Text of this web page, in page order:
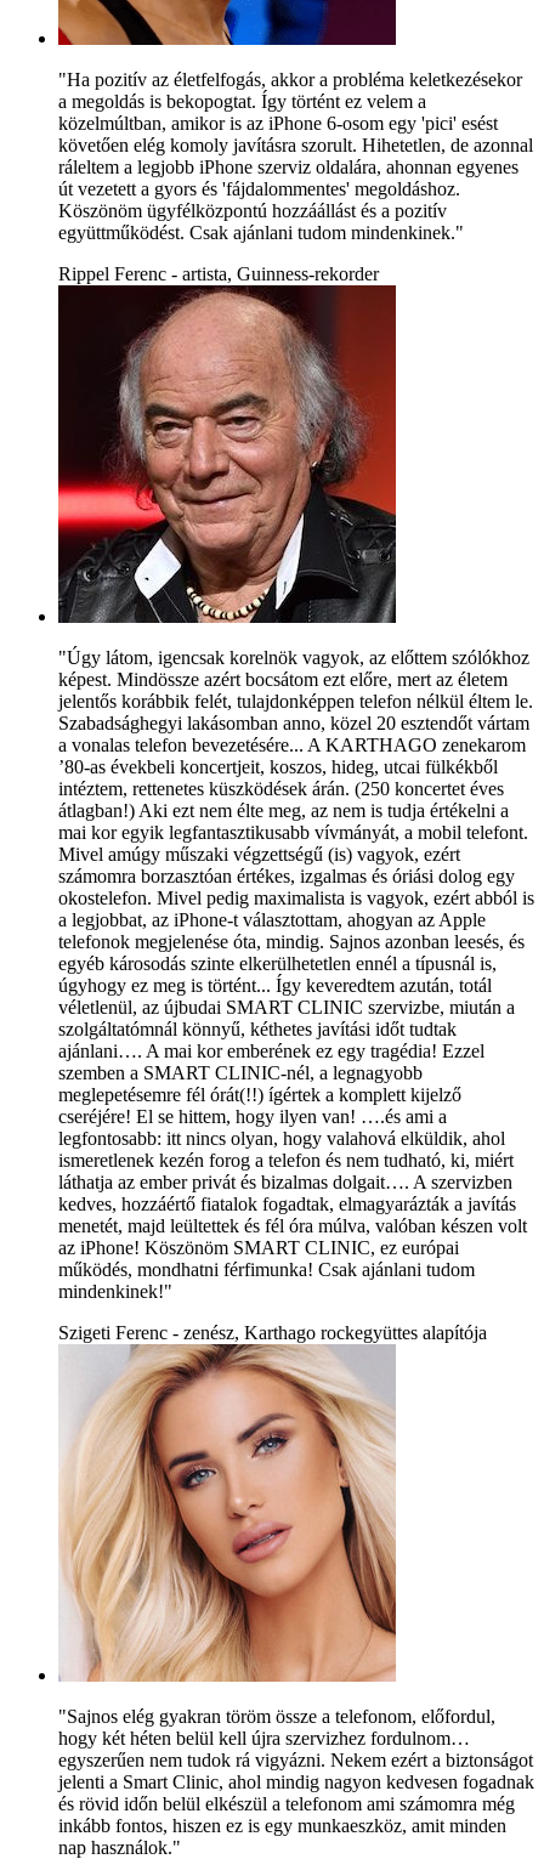
"Ha pozitív az életfelfogás, akkor a probléma keletkezésekor
a megoldás is bekopogtat. Így történt ez velem a
közelmúltban, amikor is az iPhone 6-osom egy 'pici' esést
követően elég komoly javításra szorult. Hihetetlen, de azonnal
ráleltem a legjobb iPhone szerviz oldalára, ahonnan egyenes
út vezetett a gyors és 'fájdalommentes' megoldáshoz.
Köszönöm ügyfélközpontú hozzáállást és a pozitív
együttműködést. Csak ajánlani tudom mindenkinek."
Rippel Ferenc - artista, Guinness-rekorder
"Úgy látom, igencsak korelnök vagyok, az előttem szólókhoz
képest. Mindössze azért bocsátom ezt előre, mert az életem
jelentős korábbik felét, tulajdonképpen telefon nélkül éltem le.
Szabadsághegyi lakásomban anno, közel 20 esztendőt vártam
a vonalas telefon bevezetésére... A KARTHAGO zenekarom
’80-as évekbeli koncertjeit, koszos, hideg, utcai fülkékből
intéztem, rettenetes küszködések árán. (250 koncertet éves
átlagban!) Aki ezt nem élte meg, az nem is tudja értékelni a
mai kor egyik legfantasztikusabb vívmányát, a mobil telefont.
Mivel amúgy műszaki végzettségű (is) vagyok, ezért
számomra borzasztóan értékes, izgalmas és óriási dolog egy
okostelefon. Mivel pedig maximalista is vagyok, ezért abból is
a legjobbat, az iPhone-t választottam, ahogyan az Apple
telefonok megjelenése óta, mindig. Sajnos azonban leesés, és
egyéb károsodás szinte elkerülhetetlen ennél a típusnál is,
úgyhogy ez meg is történt... Így keveredtem azután, totál
véletlenül, az újbudai SMART CLINIC szervizbe, miután a
szolgáltatómnál könnyű, kéthetes javítási időt tudtak
ajánlani…. A mai kor emberének ez egy tragédia! Ezzel
szemben a SMART CLINIC-nél, a legnagyobb
meglepetésemre fél órát(!!) ígértek a komplett kijelző
cseréjére! El se hittem, hogy ilyen van! ….és ami a
legfontosabb: itt nincs olyan, hogy valahová elküldik, ahol
ismeretlenek kezén forog a telefon és nem tudható, ki, miért
láthatja az ember privát és bizalmas dolgait…. A szervizben
kedves, hozzáértő fiatalok fogadtak, elmagyarázták a javítás
menetét, majd leültettek és fél óra múlva, valóban készen volt
az iPhone! Köszönöm SMART CLINIC, ez európai
működés, mondhatni férfimunka! Csak ajánlani tudom
mindenkinek!"
Szigeti Ferenc - zenész, Karthago rockegyüttes alapítója
"Sajnos elég gyakran töröm össze a telefonom, előfordul,
hogy két héten belül kell újra szervizhez fordulnom…
egyszerűen nem tudok rá vigyázni. Nekem ezért a biztonságot
jelenti a Smart Clinic, ahol mindig nagyon kedvesen fogadnak
és rövid időn belül elkészül a telefonom ami számomra még
inkább fontos, hiszen ez is egy munkaeszköz, amit minden
nap használok."